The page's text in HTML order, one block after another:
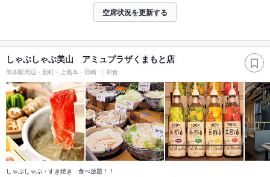
空席状況を更新する
しゃぶしゃぶ美山 アミュプラザくまもと店
熊本駅周辺・新町・上熊本・田崎 和食
しゃぶしゃぶ・すき焼き 食べ放題！！